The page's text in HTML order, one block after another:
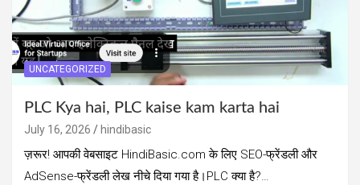
UNCATEGORIZED
PLC Kya hai, PLC kaise kam karta hai
July 16, 2026 hindibasic
ज़रूर! आपकी वेबसाइट HindiBasic.com के लिए SEO-फ्रेंडली और
AdSense-फ्रेंडली लेख नीचे दिया गया है।PLC क्या है?…